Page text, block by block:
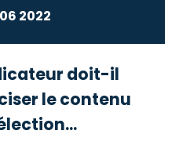
2022
doit-il
le contenu